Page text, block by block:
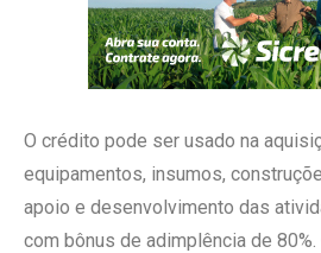
O crédito pode ser usado na
equipamentos, insumos,
apoio e desenvolvimento das
com bônus de adimplência de